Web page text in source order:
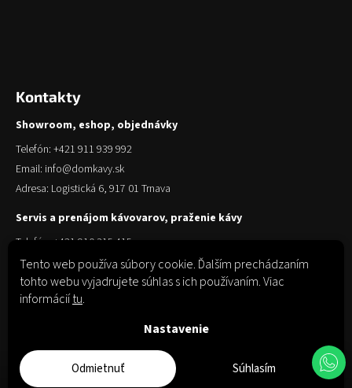
Tento web používa súbory cookie. Ďalším prechádzaním
tohto webu vyjadrujete súhlas s ich používaním. Viac
informáciítu.
Nastavenie
Odmietnuť Súhlasím
Kontakty
Showroom, eshop, objednávky
Telefón: +421 911 939 992
Email: info@domkavy.sk
Adresa: Logistická 6, 917 01 Trnava
Servis a prenájom kávovarov, praženie kávy
Telefón: +421 910 315 415
Email: obchod@domkavy.sk
Adresa: Logistická 6, 917 01 Trnava